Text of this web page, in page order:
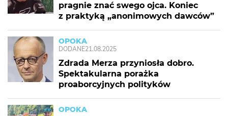
pragnie znać swego ojca. Koniec
z praktyką „anonimowych dawców”
OPOKA
DODANE21.08.2025
Zdrada Merza przyniosła dobro.
Spektakularna porażka
proaborcyjnych polityków
OPOKA